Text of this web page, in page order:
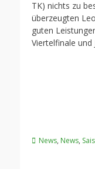
TK) nichts zu
überzeugten
guten
Viertelfinale und
Kategorien
News, News,